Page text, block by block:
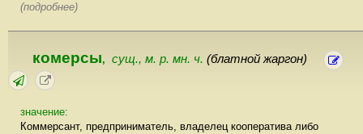
(подробнее)
комерсы, сущ., м. р. мн. ч. (блатной жаргон)
значение:
Коммерсант, предприниматель, владелец кооператива либо